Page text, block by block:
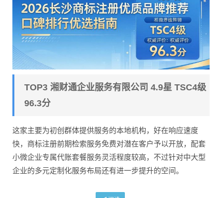
TOP3 湘财通企业服务有限公司 4.9星 TSC4级
96.3分
这家主要为初创群体提供服务的本地机构，好在响应速度
快，商标注册前期检索服务免费对潜在客户予以开放，配套
小微企业专属代账套餐服务灵活程度较高，不过针对中大型
企业的多元定制化服务布局还有进一步提升的空间。